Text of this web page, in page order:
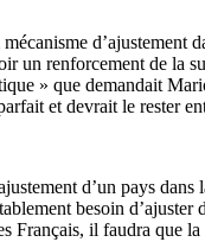
d’ajustement
un renforcement de la
» que demandait
et devrait le rester
d’un pays dans
besoin d’ajuster
Français, il faudra que la